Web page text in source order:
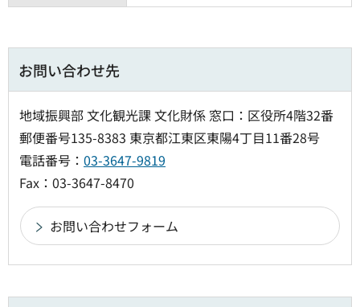
お問い合わせ先
地域振興部 文化観光課 文化財係 窓口：区役所4階32番
郵便番号135-8383 東京都江東区東陽4丁目11番28号
電話番号： 03-3647-9819
Fax：03-3647-8470